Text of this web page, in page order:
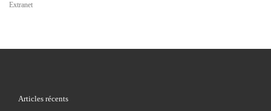
Extranet
Articles récents